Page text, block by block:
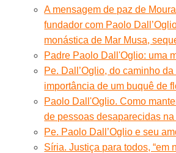
A mensagem de paz de
fundador com Paolo
monástica de Mar Musa,
Padre Paolo Dall'Oglio: uma
Pe. Dall’Oglio, do caminho
importância de um buquê de
Paolo Dall'Oglio. Como
de pessoas desaparecidas na
Pe. Paolo Dall’Oglio e seu
Síria. Justiça para todos, “em